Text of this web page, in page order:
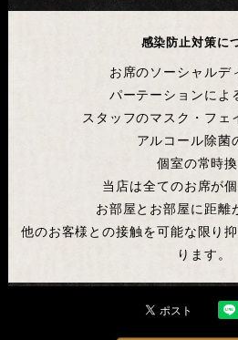
感染防止対策に
お席のソーシャルデ
パーテーションによ
スタッフのマスク・フェ
アルコール除菌
個室の常時
当店は全てのお席が個
お部屋とお部屋に距離
他のお客様との接触を可能な限り
ります。